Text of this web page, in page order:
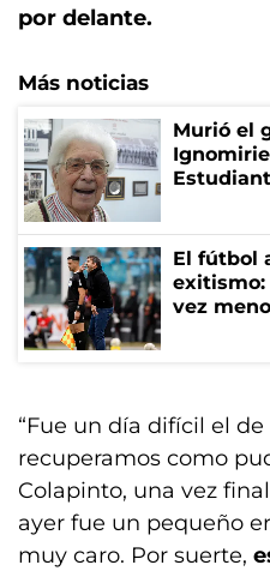
por delante.
Más noticias
Murió el
El fútbol
exitismo:
vez
“Fue un día difícil el
recuperamos como
Colapinto, una vez
ayer fue un pequeño
muy caro. Por suerte,